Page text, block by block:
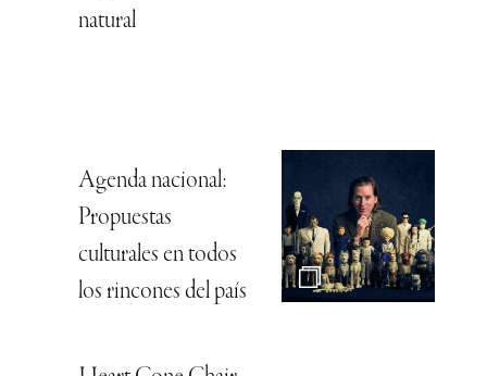
natural
Agenda nacional:
Propuestas
culturales en todos
los rincones del país